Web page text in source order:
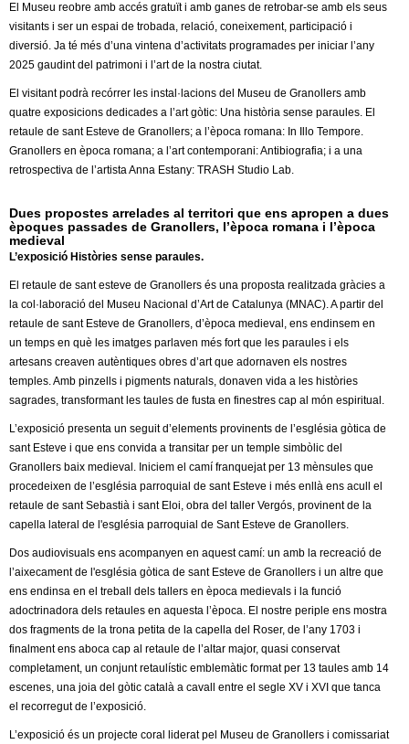
o
e
s
El Museu reobre amb accés gratuït i amb ganes de retrobar-se amb els seus
visitants i ser un espai de trobada, relació, coneixement, participació i
diversió. Ja té més d’una vintena d’activitats programades per iniciar l’any
2025 gaudint del patrimoni i l’art de la nostra ciutat.
El visitant podrà recórrer les instal·lacions del Museu de Granollers amb
quatre exposicions dedicades a l’art gòtic: Una història sense paraules. El
retaule de sant Esteve de Granollers; a l’època romana: In Illo Tempore.
Granollers en època romana; a l’art contemporani: Antibiografia; i a una
retrospectiva de l’artista Anna Estany: TRASH Studio Lab.
Dues propostes arrelades al territori que ens apropen a dues
èpoques passades de Granollers, l’època romana i l’època
medieval
L’exposició Històries sense paraules.
El retaule de sant esteve de Granollers és una proposta realitzada gràcies a
la col·laboració del Museu Nacional d’Art de Catalunya (MNAC). A partir del
retaule de sant Esteve de Granollers, d’època medieval, ens endinsem en
un temps en què les imatges parlaven més fort que les paraules i els
artesans creaven autèntiques obres d’art que adornaven els nostres
temples. Amb pinzells i pigments naturals, donaven vida a les històries
sagrades, transformant les taules de fusta en finestres cap al món espiritual.
L’exposició presenta un seguit d’elements provinents de l’església gòtica de
sant Esteve i que ens convida a transitar per un temple simbòlic del
Granollers baix medieval. Iniciem el camí franquejat per 13 mènsules que
procedeixen de l’església parroquial de sant Esteve i més enllà ens acull el
retaule de sant Sebastià i sant Eloi, obra del taller Vergós, provinent de la
capella lateral de l'església parroquial de Sant Esteve de Granollers.
Dos audiovisuals ens acompanyen en aquest camí: un amb la recreació de
l’aixecament de l'església gòtica de sant Esteve de Granollers i un altre que
ens endinsa en el treball dels tallers en època medievals i la funció
adoctrinadora dels retaules en aquesta l’època. El nostre periple ens mostra
dos fragments de la trona petita de la capella del Roser, de l’any 1703 i
finalment ens aboca cap al retaule de l’altar major, quasi conservat
completament, un conjunt retaulístic emblemàtic format per 13 taules amb 14
escenes, una joia del gòtic català a cavall entre el segle XV i XVI que tanca
el recorregut de l’exposició.
L’exposició és un projecte coral liderat pel Museu de Granollers i comissariat